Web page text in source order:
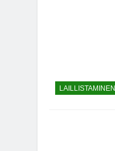
LAILLISTAMINEN